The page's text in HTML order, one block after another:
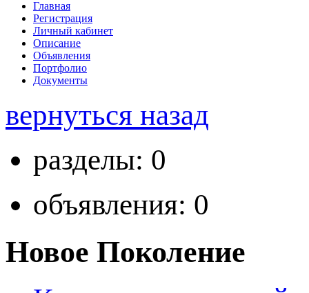
Главная
Регистрация
Личный кабинет
Описание
Объявления
Портфолио
Документы
вернуться назад
разделы: 0
объявления: 0
Новое Поколение